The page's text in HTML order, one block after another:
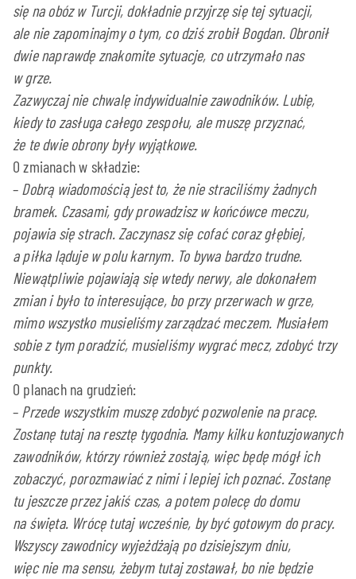
się na obóz w Turcji, dokładnie przyjrzę się tej sytuacji,
ale nie zapominajmy o tym, co dziś zrobił Bogdan. Obronił
dwie naprawdę znakomite sytuacje, co utrzymało nas
w grze.
Zazwyczaj nie chwalę indywidualnie zawodników. Lubię,
kiedy to zasługa całego zespołu, ale muszę przyznać,
że te dwie obrony były wyjątkowe.
O zmianach w składzie:
– Dobrą wiadomością jest to, że nie straciliśmy żadnych
bramek. Czasami, gdy prowadzisz w końcówce meczu,
pojawia się strach. Zaczynasz się cofać coraz głębiej,
a piłka ląduje w polu karnym. To bywa bardzo trudne.
Niewątpliwie pojawiają się wtedy nerwy, ale dokonałem
zmian i było to interesujące, bo przy przerwach w grze,
mimo wszystko musieliśmy zarządzać meczem. Musiałem
sobie z tym poradzić, musieliśmy wygrać mecz, zdobyć trzy
punkty.
O planach na grudzień:
– Przede wszystkim muszę zdobyć pozwolenie na pracę.
Zostanę tutaj na resztę tygodnia. Mamy kilku kontuzjowanych
zawodników, którzy również zostają, więc będę mógł ich
zobaczyć, porozmawiać z nimi i lepiej ich poznać. Zostanę
tu jeszcze przez jakiś czas, a potem polecę do domu
na święta. Wrócę tutaj wcześnie, by być gotowym do pracy.
Wszyscy zawodnicy wyjeżdżają po dzisiejszym dniu,
więc nie ma sensu, żebym tutaj zostawał, bo nie będzie